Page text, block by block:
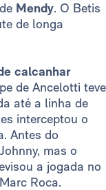
Mendy. O Betis
de longa
calcanhar
de Ancelotti teve
até a linha de
interceptou o
Antes do
mas o
a jogada no
Roca.